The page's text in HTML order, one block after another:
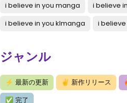
i believe in you manga
i believe
i believe in you klmanga
i believe
ジャンル
⚡ 最新の更新 ✌ 新作リリース
✅ 完了